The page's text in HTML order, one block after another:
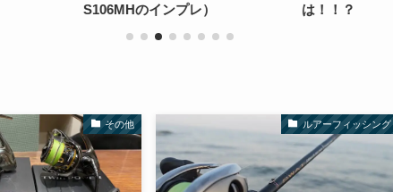
S106MHのインプレ）
は！！？
その他 ルアーフィッシング